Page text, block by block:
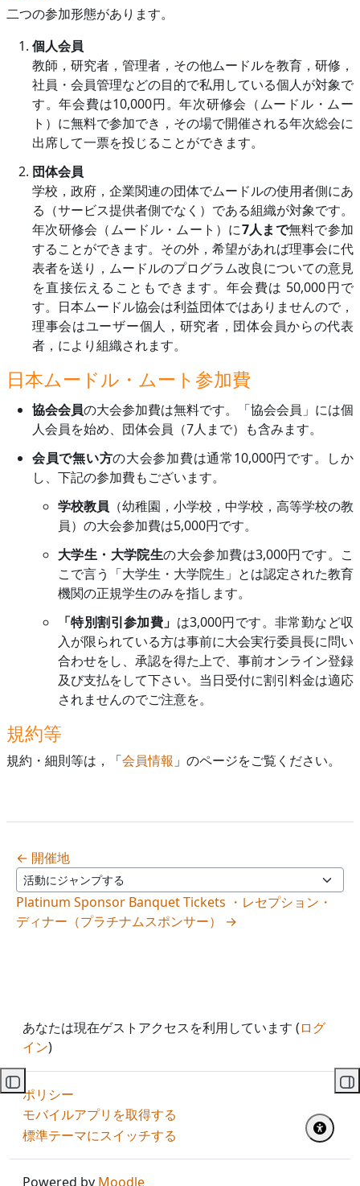
コースインデックスを開く
二つの参加形態があります。
個人会員
教師，研究者，管理者，その他ムードルを教育，研修，
社員・会員管理などの目的で私用している個人が対象で
す。年会費は10,000円。年次研修会（ムードル・ムー
ト）に無料で参加でき，その場で開催される年次総会に
出席して一票を投じることができます。
団体会員
学校，政府，企業関連の団体でムードルの使用者側にあ
る（サービス提供者側でなく）である組織が対象です。
年次研修会（ムードル・ムート）に7人まで無料で参加
することができます。その外，希望があれば理事会に代
表者を送り，ムードルのプログラム改良についての意見
を直接伝えることもできます。年会費は 50,000円で
す。日本ムードル協会は利益団体ではありませんので，
理事会はユーザー個人，研究者，団体会員からの代表
者，により組織されます。
日本ムードル・ムート参加費
協会会員の大会参加費は無料です。「協会会員」には個
人会員を始め、団体会員（7人まで）も含みます。
会員で無い方の大会参加費は通常10,000円です。しか
し、下記の参加費もございます。
学校教員 （幼稚園，小学校，中学校，高等学校の教
員）の大会参加費は5,000円です。
大学生・大学院生の大会参加費は3,000円です。こ
こで言う「大学生・大学院生」とは認定された教育
機関の正規学生のみを指します。
「特別割引参加費」 は3,000円です。非常勤など収
入が限られている方は事前に大会実行委員長に問い
合わせをし、承認を得た上で、事前オンライン登録
及び支払をして下さい。当日受付に割引料金は適応
されませんのでご注意を。
規約等
規約・細則等は，「会員情報 」のページをご覧ください。
← 開催地
活動にジャンプする
Platinum Sponsor Banquet Tickets ・レセプション・
ディナー（プラチナムスポンサー） →
あなたは現在ゲストアクセスを利用しています (ログ
イン)
ポリシー
モバイルアプリを取得する
標準テーマにスイッチする
Powered by Moodle